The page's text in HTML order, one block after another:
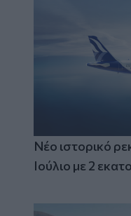
Νέο ιστορικό
Ιούλιο με 2